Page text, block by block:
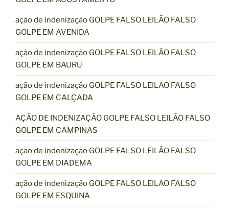
ação de indenização GOLPE FALSO LEILÃO FALSO
GOLPE EM AVENIDA
ação de indenização GOLPE FALSO LEILÃO FALSO
GOLPE EM BAURU
ação de indenização GOLPE FALSO LEILÃO FALSO
GOLPE EM CALÇADA
AÇÃO DE INDENIZAÇÃO GOLPE FALSO LEILÃO FALSO
GOLPE EM CAMPINAS
ação de indenização GOLPE FALSO LEILÃO FALSO
GOLPE EM DIADEMA
ação de indenização GOLPE FALSO LEILÃO FALSO
GOLPE EM ESQUINA